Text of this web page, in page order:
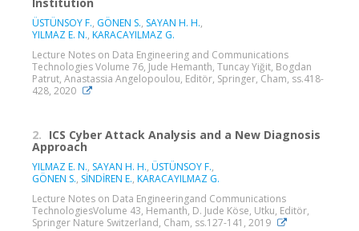
Institution
ÜSTÜNSOY F., GÖNEN S., SAYAN H. H.,
YILMAZ E. N., KARACAYILMAZ G.
Lecture Notes on Data Engineering and Communications
Technologies Volume 76, Jude Hemanth, Tuncay Yiğit, Bogdan
Patrut, Anastassia Angelopoulou, Editör, Springer, Cham, ss.418-
428, 2020
2. ICS Cyber Attack Analysis and a New Diagnosis
Approach
YILMAZ E. N., SAYAN H. H., ÜSTÜNSOY F.,
GÖNEN S., SİNDİREN E., KARACAYILMAZ G.
Lecture Notes on Data Engineeringand Communications
TechnologiesVolume 43, Hemanth, D. Jude Köse, Utku, Editör,
Springer Nature Switzerland, Cham, ss.127-141, 2019